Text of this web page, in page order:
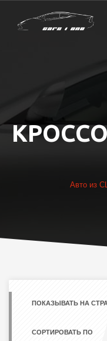
Авто из
ПОКАЗЫВАТЬ НА
СОРТИРОВАТЬ ПО